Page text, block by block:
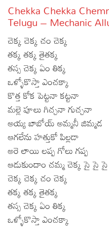
Articles
Facts
Devotional
Christianity
Hinduism
Hindi
Lyrics in Hindi –
Lyrics in Hindi –
Tamil
Lyrics in Tamil –
Lyrics in Tamil –
Kannada
Lyrics in Kannada –
Chekka Chekka
Telugu – Mechanic
చెక్క చెక్క చం చెక్క
తక్క తక్క తైతక్క
తస్స చెక్క ఏం తిక్క
ఒళ్ళోకొస్తా ఎంచక్కా
కొత్త కోక పెట్టనా కట్టనా
మల్లె పూలు గిచ్చనా గుచ్చనా
అయ్య బాబోయ్ అమ్మనీ జిమ్మడ
ఆగలేను హత్తుకో పిల్లడా
అరె లాయి లప్ప గోలు గప్ప
ఆడుకుందాం చమ్మ చెక్క సై సై
చెక్క చెక్క చం చెక్క
తక్క తక్క తైతక్క
తస్స చెక్క ఏం తిక్క
ఒళ్ళోకొస్తా ఎంచక్కా